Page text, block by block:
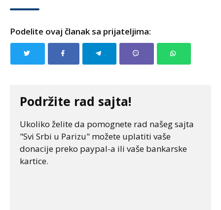
Podelite ovaj članak sa prijateljima:
Podržite rad sajta!
Ukoliko želite da pomognete rad našeg sajta
"Svi Srbi u Parizu" možete uplatiti vaše
donacije preko paypal-a ili vaše bankarske
kartice.